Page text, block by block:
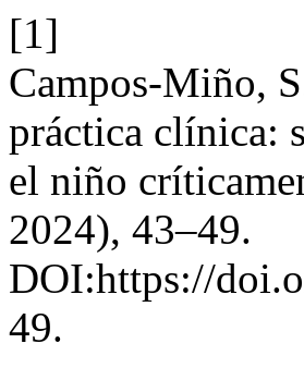
[1]
Campos-Miño,
práctica clínica:
el niño
2024), 43–49.
DOI:https://
49.